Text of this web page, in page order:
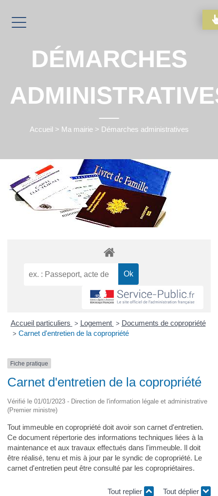
DÉMARCHES
Accueil > Ma mairie> Démarches administratives
Accueil particuliers > Logement > Documents de copropriété
> Carnet d'entretien de la copropriété
Fiche pratique
Carnet d'entretien de la copropriété
Vérifié le 01/01/2023 - Direction de l'information légale et administrative
(Premier ministre)
Tout immeuble en copropriété doit avoir son carnet d'entretien.
Ce document répertorie des informations techniques liées à la
maintenance et aux travaux effectués dans l'immeuble. Il doit
être réalisé, tenu et mis à jour par le syndic de copropriété. Le
carnet d'entretien peut être consulté par les copropriétaires.
Tout replier Tout déplier